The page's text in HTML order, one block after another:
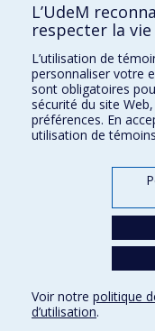
Université de Montréal
C.P. 6128, succursale
Montréal, Québec, Canada
H3C 3J7
Courriel:
Qui fait quoi?
L’UdeM
respecter la
L’utilisation de
personnaliser votre
sont obligatoires
sécurité du site
préférences. En
utilisation de
Voir notre politique
d’utilisation.